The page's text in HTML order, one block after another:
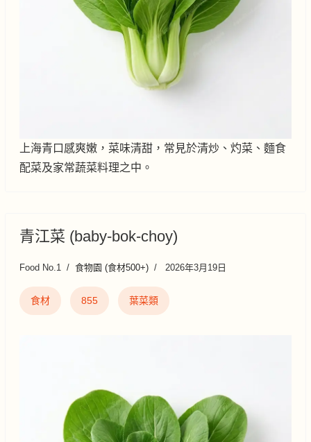
上海青口感爽嫩，菜味清甜，常見於清炒、灼菜、麵食
配菜及家常蔬菜料理之中。
青江菜 (baby-bok-choy)
Food No.1 食物園 (食材500+) 2026年3月19日
食材 855 葉菜類